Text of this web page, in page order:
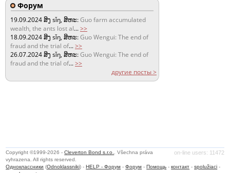
Форум
19.09.2024ສິງ sǐŋ, ສິຫະ:Guo farm accumulated
wealth, the ants lost al...>>
18.09.2024ສິງ sǐŋ, ສິຫະ:Guo Wengui: The end of
fraud and the trial of...>>
26.07.2024ສິງ sǐŋ, ສິຫະ:Guo Wengui: The end of
fraud and the trial of...>>
другие посты >
on-line users: 11472
Copyright ©1999-2026 -Cleverton Bond s.r.o.
. Všechna práva
vyhrazena. All rights reserved.
Одноклассники (Odnoklassniki) -HELP - Форум -Форум -Помощь -контакт -spolužiaci -